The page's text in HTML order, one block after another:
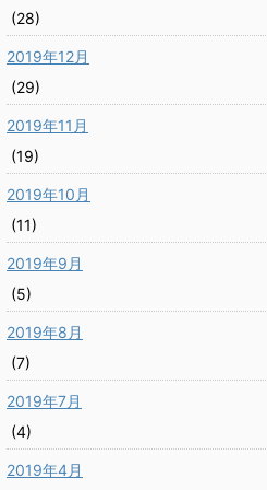
(28)
2019年12月
(29)
2019年11月
(19)
2019年10月
(11)
2019年9月
(5)
2019年8月
(7)
2019年7月
(4)
2019年4月